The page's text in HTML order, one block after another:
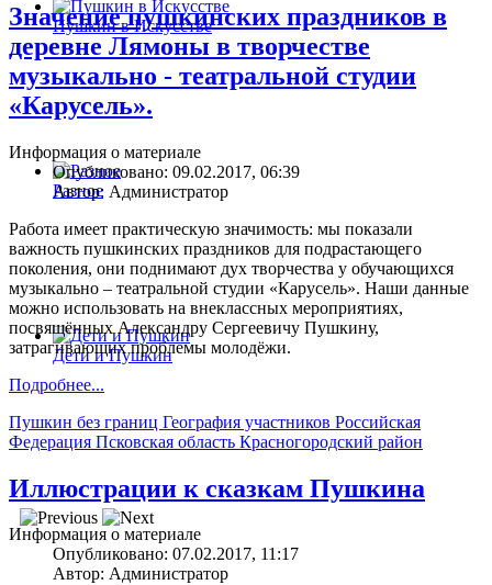
Пушкин в Искусстве
Разное
Дети и Пушкин
Значение пушкинских праздников в
деревне Лямоны в творчестве
музыкально - театральной студии
«Карусель».
Информация о материале
Опубликовано: 09.02.2017, 06:39
Автор: Администратор
Работа имеет практическую значимость: мы показали
важность пушкинских праздников для подрастающего
поколения, они поднимают дух творчества у обучающихся
музыкально – театральной студии «Карусель». Наши данные
можно использовать на внеклассных мероприятиях,
посвящённых Александру Сергеевичу Пушкину,
затрагивающих проблемы молодёжи.
Подробнее...
Пушкин без границ География участников Российская
Федерация Псковская область Красногородский район
Иллюстрации к сказкам Пушкина
Информация о материале
Опубликовано: 07.02.2017, 11:17
Автор: Администратор